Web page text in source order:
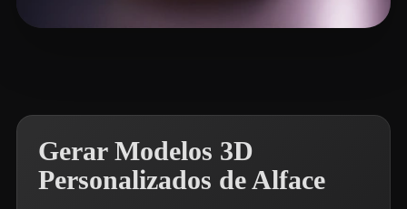
Gerar Modelos 3D
Personalizados de Alface